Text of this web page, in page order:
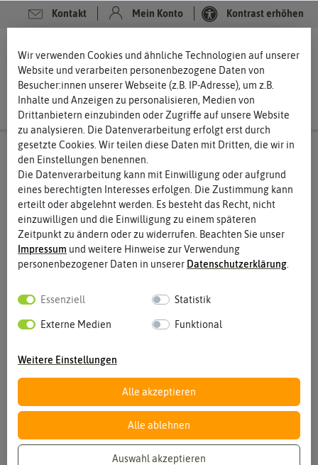
Kontakt Mein Konto Kontrast erhöhen
Vergrößern durch berühren
Wir verwenden Cookies und ähnliche Technologien auf unserer
Website und verarbeiten personenbezogene Daten von
Besucher:innen unserer Webseite (z.B. IP-Adresse), um z.B.
Inhalte und Anzeigen zu personalisieren, Medien von
Drittanbietern einzubinden oder Zugriffe auf unsere Website
zu analysieren. Die Datenverarbeitung erfolgt erst durch
gesetzte Cookies. Wir teilen diese Daten mit Dritten, die wir in
den Einstellungen benennen.
Die Datenverarbeitung kann mit Einwilligung oder aufgrund
eines berechtigten Interesses erfolgen. Die Zustimmung kann
erteilt oder abgelehnt werden. Es besteht das Recht, nicht
einzuwilligen und die Einwilligung zu einem späteren
Zeitpunkt zu ändern oder zu widerrufen. Beachten Sie unser
Impressum und weitere Hinweise zur Verwendung
personenbezogener Daten in unserer Daten­schutz­erklärung
Essenziell Statistik
Externe Medien Funktional
Weitere Einstellungen
Alle akzeptieren
Alle ablehnen
Auswahl akzeptieren